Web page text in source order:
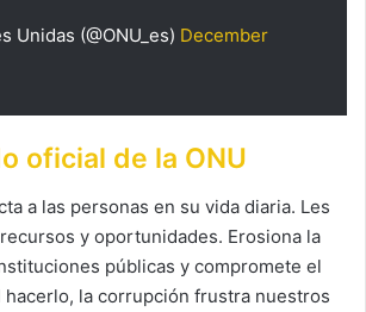
Unidas (@ONU_es) December
oficial de la ONU
a las personas en su vida diaria. Les
y oportunidades. Erosiona la
públicas y compromete el
hacerlo, la corrupción frustra nuestros